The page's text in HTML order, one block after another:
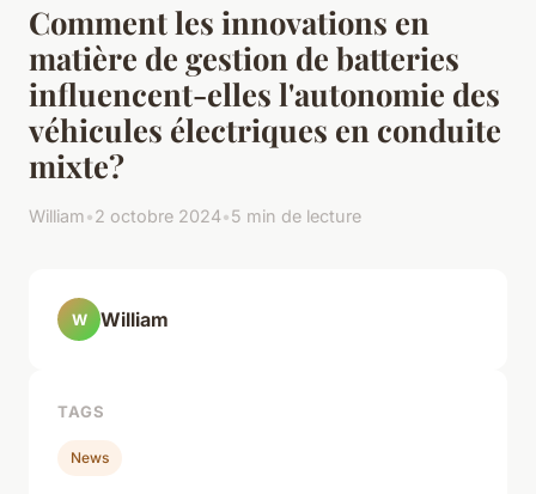
Comment les innovations en
matière de gestion de batteries
influencent-elles l'autonomie des
véhicules électriques en conduite
mixte?
William•2 octobre 2024•5 min de lecture
W William
TAGS
News